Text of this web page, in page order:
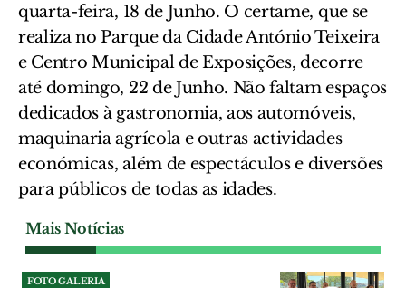
quarta-feira, 18 de Junho. O certame, que se
realiza no Parque da Cidade António Teixeira
e Centro Municipal de Exposições, decorre
até domingo, 22 de Junho. Não faltam espaços
dedicados à gastronomia, aos automóveis,
maquinaria agrícola e outras actividades
económicas, além de espectáculos e diversões
para públicos de todas as idades.
Mais Notícias
FOTO GALERIA